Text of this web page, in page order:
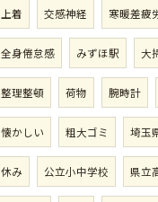
上着 交感神経 寒暖差疲
全身倦怠感 みずほ駅 大
整理整頓 荷物 腕時計
懐かしい 粗大ゴミ 埼玉
休み 公立小中学校 県立